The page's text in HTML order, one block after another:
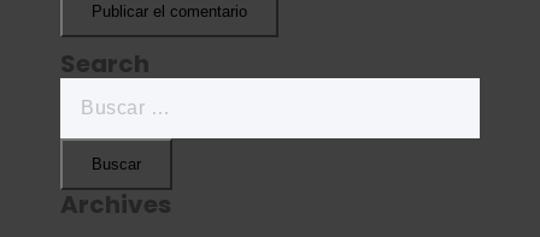
Search
Archives